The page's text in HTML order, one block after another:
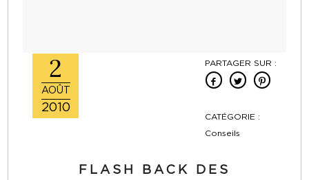
2
AOÛT
2010
PARTAGER SUR :
CATÉGORIE :
Conseils
FLASH BACK DES